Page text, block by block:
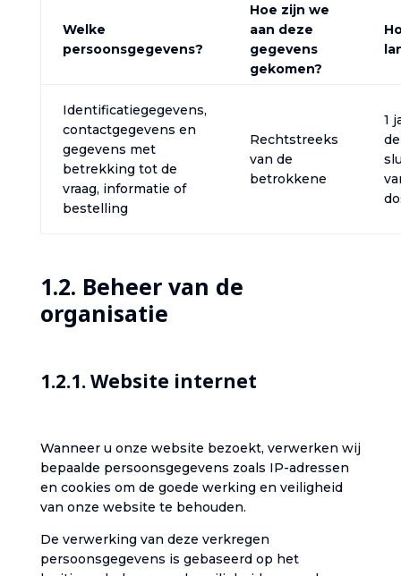
Welke
persoonsgegevens?‎
Hoe zijn we
aan deze
gegevens
gekomen?‎
Identificatiegegevens,
contactgegevens en
gegevens met
betrekking tot de
vraag, informatie of
bestelling‎
Rechtstreeks
van de
betrokkene‎
1
de
‎1.2. Beheer van de
organisatie‎
‎1.2.1. Website internet‎
‎Wanneer u onze website bezoekt, verwerken wij
bepaalde persoonsgegevens zoals IP-adressen
en cookies om de goede werking en veiligheid
van onze website te behouden.‎
‎De verwerking van deze verkregen
persoonsgegevens is gebaseerd op het